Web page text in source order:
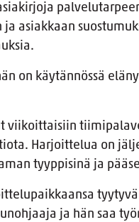
asiakkaan
on käytännössä
viikoittaisiin
Harjoittelua on
tyyppisinä ja
ja hän saa